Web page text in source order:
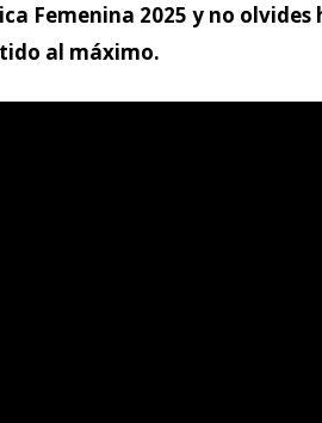
Femenina 2025 y no olvides
al máximo.